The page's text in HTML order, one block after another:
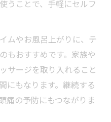
うことで、手軽にセルフ
ムやお風呂上がりに、テ
もおすすめです。家族や
サージを取り入れること
にもなります。継続する
痛の予防にもつながりま